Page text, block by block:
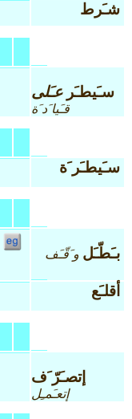
شـَرط
سـَيطـَرعـَلى
قـَيا َد َة
سـَيطـَر َة
بـَطّـَل و َقّـَف
أقلـَع
إتصـَرّ َف
إتعـَمـِل